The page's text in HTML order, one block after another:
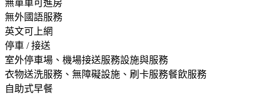
無單車可進房
無外國語服務
英文可上網
停車 / 接送
室外停車場、機場接送服務設施與服務
衣物送洗服務、無障礙設施、刷卡服務餐飲服務
自助式早餐